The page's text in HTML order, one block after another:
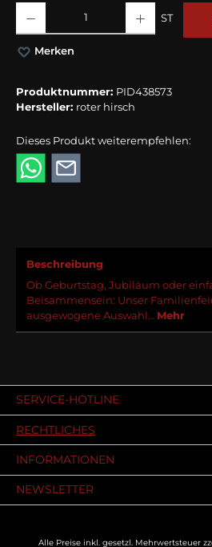
ST
Merken
Produktnummer: PID438573
Hersteller: roter hirsch
Dieses Produkt weiterempfehlen:
Beschreibung
Ob Geburtstag, Jubiläum oder
Beisammensein: Unser
ausgewogene Auswahl… Mehr
SERVICE-HOTLINE
RECHTLICHES
INFORMATIONEN
NEWSLETTER
Alle Preise inkl. gesetzl. Mehrwertsteuer